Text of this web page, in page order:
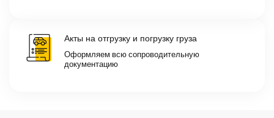
Акты на отгрузку и погрузку груза
Оформляем всю сопроводительную
документацию